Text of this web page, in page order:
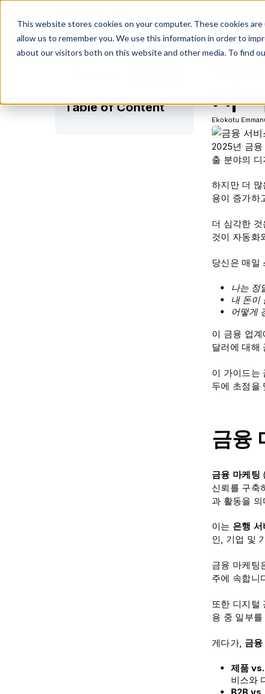
This website stores cookies on your computer. These cookies
allow us to remember you. We use this information in order to
about our visitors both on this website and other media. To find
Table of Content
금
지
Ekokotu
2025년 금
출 분야의
하지만 더
용이 증가하
더 심각한
것이 자동화
당신은 매일
나는 정
내 돈이
어떻게
이 금융 업
달러에 대해
이 가이드는
두에 초점을
금융
금융 마케팅
신뢰를 구축
과 활동을 의
이는 은행
인, 기업 및
금융 마케팅
주에 속합니
또한 디지털
용 중 일부
게다가, 금
제품
비스와
B2B